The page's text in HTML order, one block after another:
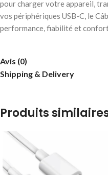
pour charger votre appareil,
vos périphériques USB-C, le
performance, fiabilité et
Avis (0)
Shipping & Delivery
Produits